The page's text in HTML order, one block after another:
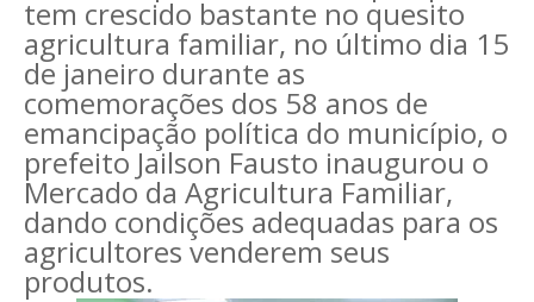
tem crescido bastante no quesito
agricultura familiar, no último dia 15
de janeiro durante as
comemorações dos 58 anos de
emancipação política do município, o
prefeito Jailson Fausto inaugurou o
Mercado da Agricultura Familiar,
dando condições adequadas para os
agricultores venderem seus
produtos.